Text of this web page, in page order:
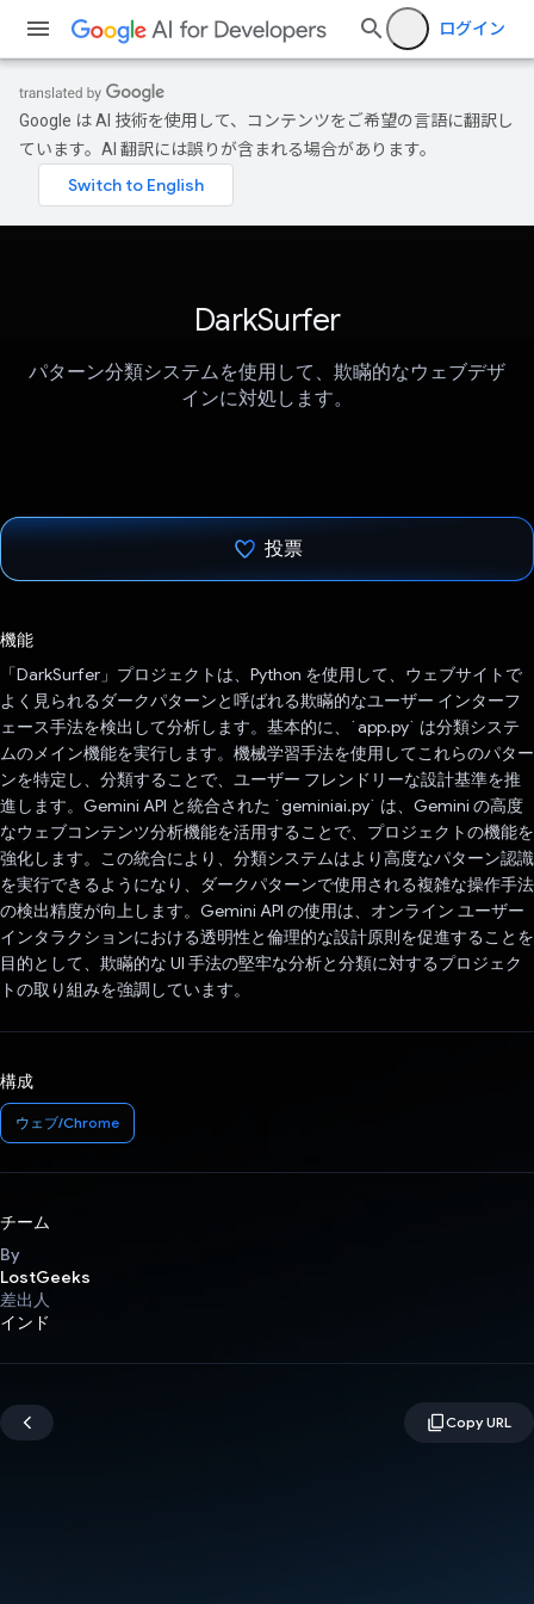
ログイン
Google は AI 技術を使用して、コンテンツをご希望の言語に翻訳し
ています。AI 翻訳には誤りが含まれる場合があります。
DarkSurfer
パターン分類システムを使用して、欺瞞的なウェブデザ
インに対処します。
投票
機能
「DarkSurfer」プロジェクトは、Python を使用して、ウェブサイトで
よく見られるダークパターンと呼ばれる欺瞞的なユーザー インターフ
ェース手法を検出して分析します。基本的に、`app.py` は分類システ
ムのメイン機能を実行します。機械学習手法を使用してこれらのパター
ンを特定し、分類することで、ユーザー フレンドリーな設計基準を推
進します。Gemini API と統合された `geminiai.py` は、Gemini の高度
なウェブコンテンツ分析機能を活用することで、プロジェクトの機能を
強化します。この統合により、分類システムはより高度なパターン認識
を実行できるようになり、ダークパターンで使用される複雑な操作手法
の検出精度が向上します。Gemini API の使用は、オンライン ユーザー
インタラクションにおける透明性と倫理的な設計原則を促進することを
目的として、欺瞞的な UI 手法の堅牢な分析と分類に対するプロジェク
トの取り組みを強調しています。
構成
ウェブ/Chrome
チーム
By
LostGeeks
差出人
インド